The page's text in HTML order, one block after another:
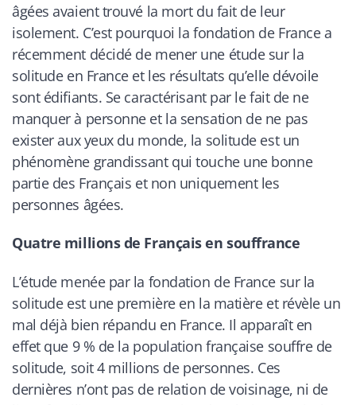
âgées avaient trouvé la mort du fait de leur
isolement. C’est pourquoi la fondation de France a
récemment décidé de mener une étude sur la
solitude en France et les résultats qu’elle dévoile
sont édifiants. Se caractérisant par le fait de ne
manquer à personne et la sensation de ne pas
exister aux yeux du monde, la solitude est un
phénomène grandissant qui touche une bonne
partie des Français et non uniquement les
personnes âgées.
Quatre millions de Français en souffrance
L’étude menée par la fondation de France sur la
solitude est une première en la matière et révèle un
mal déjà bien répandu en France. Il apparaît en
effet que 9 % de la population française souffre de
solitude, soit 4 millions de personnes. Ces
dernières n’ont pas de relation de voisinage, ni de